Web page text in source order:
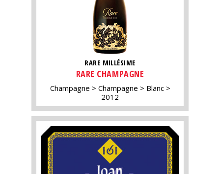
RARE MILLÉSIME
RARE CHAMPAGNE
Champagne Champagne
Blanc
2012